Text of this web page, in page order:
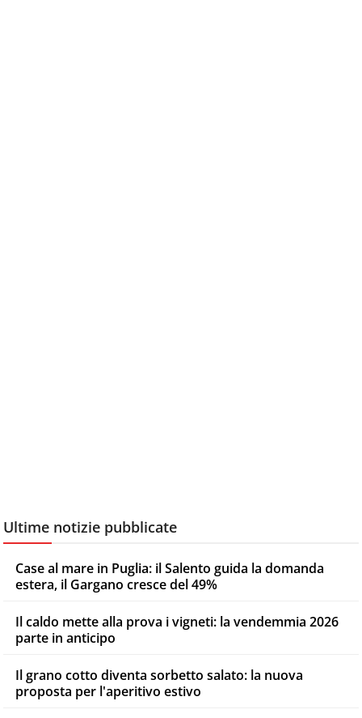
Ultime notizie pubblicate
Case al mare in Puglia: il Salento guida la domanda
estera, il Gargano cresce del 49%
Il caldo mette alla prova i vigneti: la vendemmia 2026
parte in anticipo
Il grano cotto diventa sorbetto salato: la nuova
proposta per l'aperitivo estivo